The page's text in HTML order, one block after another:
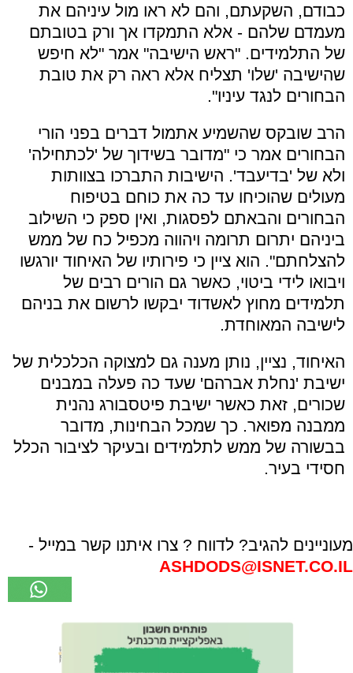
כבודם, השקעתם, והם לא ראו מול עיניהם את
מעמדם שלהם - אלא התמקדו אך ורק בטובתם
של התלמידים. "ראש הישיבה" אמר "לא חיפש
שהישיבה 'שלו' תצליח אלא ראה רק את טובת
הבחורים לנגד עיניו".
הרב שובקס שהשמיע אתמול דברים בפני הורי
הבחורים אמר כי "מדובר בשידוך של 'לכתחילה'
ולא של 'בדיעבד'. הישיבות התברכו בצוותות
מעולים שהוכיחו עד כה את כוחם בטיפוח
הבחורים והבאתם לפסגות, ואין ספק כי השילוב
ביניהם יתרום תרומה ויהווה מכפיל כח של ממש
להצלחתם". הוא ציין כי פירותיו של האיחוד יורגשו
ויבואו לידי ביטוי, כאשר גם הורים רבים של
תלמידים מחוץ לאשדוד יבקשו לרשום את בניהם
לישיבה המאוחדת.
האיחוד, נציין, נותן מענה גם למצוקה הכלכלית של
ישיבת 'נחלת אברהם' שעד כה פעלה במבנים
שכורים, זאת כאשר ישיבת פיטסבורג נהנית
ממבנה מפואר. כך שמכל הבחינות, מדובר
בבשורה של ממש לתלמידים ובעיקר לציבור הכלל
חסידי בעיר.
מעוניינים להגיב? לדווח ? צרו איתנו קשר במייל -
ASHDODS@ISNET.CO.IL